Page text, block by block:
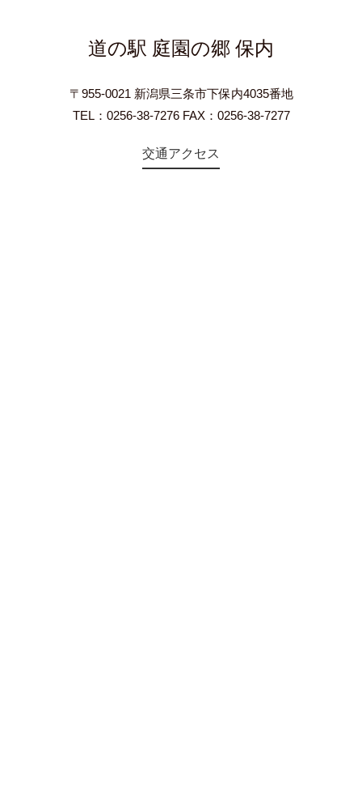
道の駅 庭園の郷 保内
〒955-0021 新潟県三条市下保内4035番地
TEL：0256-38-7276 FAX：0256-38-7277
交通アクセス